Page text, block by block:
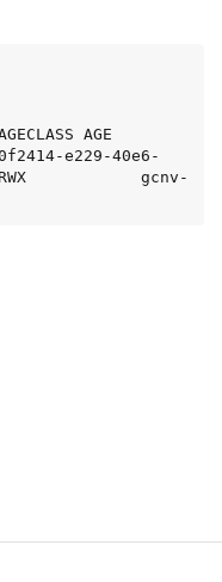
AGE
e229-40e6-
RWX            gcnv-